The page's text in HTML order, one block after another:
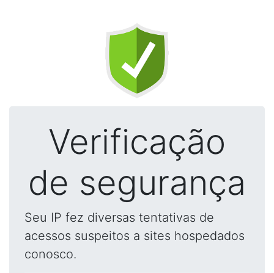
Verificação
de segurança
Seu IP fez diversas tentativas de
acessos suspeitos a sites hospedados
conosco.